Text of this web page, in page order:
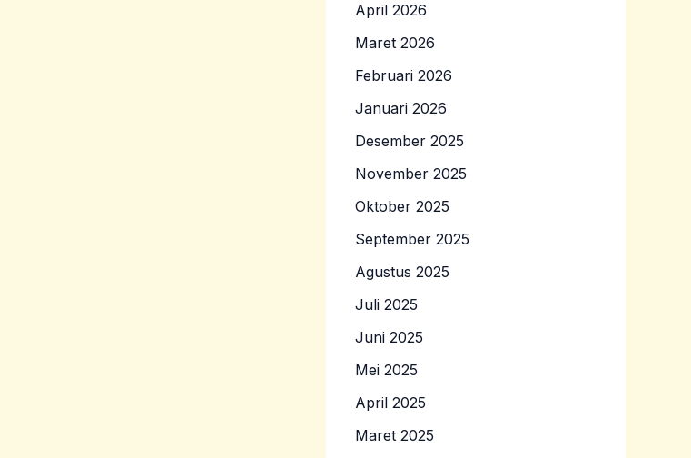
April 2026
Maret 2026
Februari 2026
Januari 2026
Desember 2025
November 2025
Oktober 2025
September 2025
Agustus 2025
Juli 2025
Juni 2025
Mei 2025
April 2025
Maret 2025